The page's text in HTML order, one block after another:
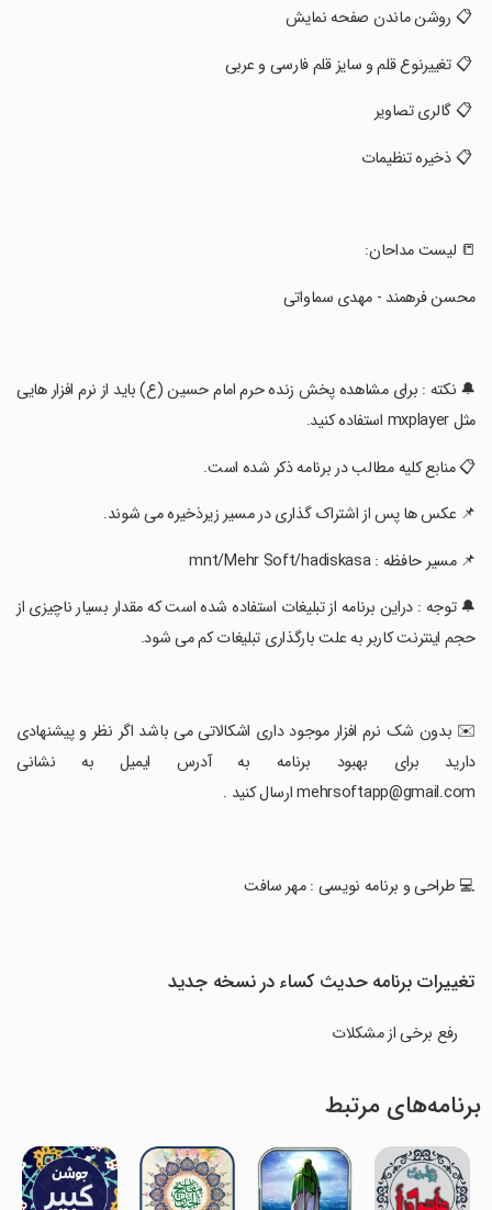
‏ 📋 روشن ماندن صفحه نمایش
‏ 📋 تغییرنوع قلم و سایز قلم فارسی و عربی
‏ 📋 گالری تصاویر
‏ 📋 ذخیره تنظیمات
‏📒 لیست مداحان:
‏محسن فرهمند - مهدی سماواتی
‏🔔 نکته : برای مشاهده پخش زنده حرم امام حسین (ع) باید از نرم افزار هایی
مثل mxplayer استفاده کنید.
‏📋 منابع کلیه مطالب در برنامه ذکر شده است.
‏📌 عکس ها پس از اشتراک گذاری در مسیر زیرذخیره می شوند.
‏📌 مسیر حافظه : mnt/Mehr Soft/hadiskasa
‏🔔 توجه : دراین برنامه از تبلیغات استفاده شده است که مقدار بسیار ناچیزی از
حجم اینترنت کاربر به علت بارگذاری تبلیغات کم می شود.
‏✉️ بدون شک نرم افزار موجود داری اشکالاتی می باشد اگر نظر و پیشنهادی
دارید برای بهبود برنامه به آدرس ایمیل به نشانی
mehrsoftapp@gmail.com ارسال کنید .
‏💻 طراحی و برنامه نویسی : مهر سافت
تغییرات برنامه حدیث کساء در نسخه جدید
رفع برخی از مشکلات
برنامه‌های مرتبط